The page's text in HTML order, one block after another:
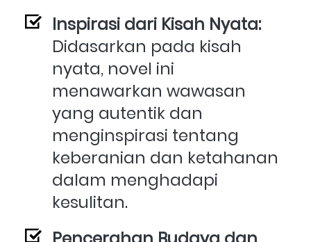
Inspirasi dari Kisah Nyata:
Didasarkan pada kisah
nyata, novel ini
menawarkan wawasan
yang autentik dan
menginspirasi tentang
keberanian dan ketahanan
dalam menghadapi
kesulitan.